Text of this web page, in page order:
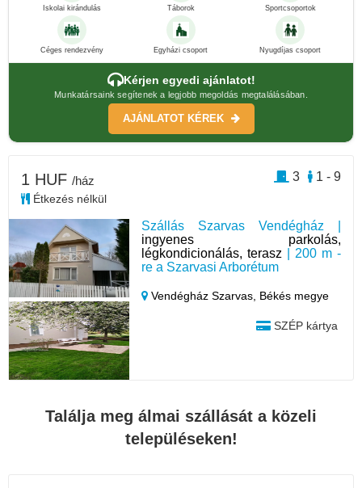
Iskolai kirándulás Táborok Sportcsoportok
Céges rendezvény Egyházi csoport Nyugdíjas csoport
Kérjen egyedi ajánlatot!
Munkatársaink segítenek a legjobb megoldás megtalálásában.
AJÁNLATOT KÉREK
Szállás Szarvas Vendégház |
ingyenes parkolás,
légkondicionálás, terasz | 200 m -
re a Szarvasi Arborétum
Vendégház Szarvas, Békés megye
SZÉP kártya
1 HUF /ház
Étkezés nélkül
1 - 9
3
Találja meg álmai szállását a közeli
településeken!